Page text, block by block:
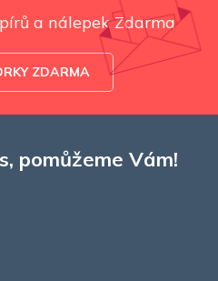
a nálepek Zdarma
ZDARMA
pomůžeme Vám!